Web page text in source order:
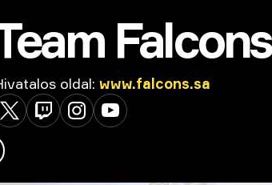
Falcons
oldal: www.falcons.sa